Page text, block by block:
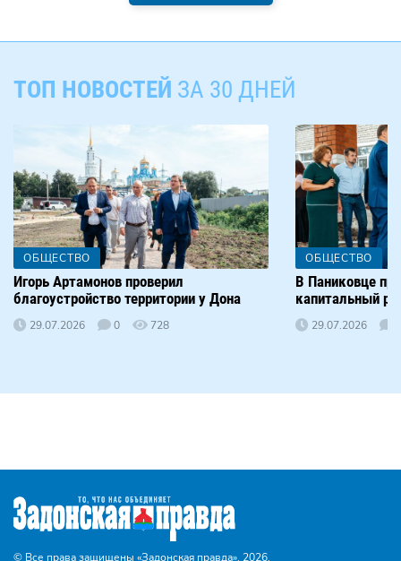
ТОП НОВОСТЕЙ ЗА 30 ДНЕЙ
ОБЩЕСТВО
Игорь Артамонов проверил
благоустройство территории у Дона
29.07.2026 0 728
ОБЩЕСТВО
В Паниковце
капитальный
29.07.2026
© Все права защищены «Задонская правда», 2026.